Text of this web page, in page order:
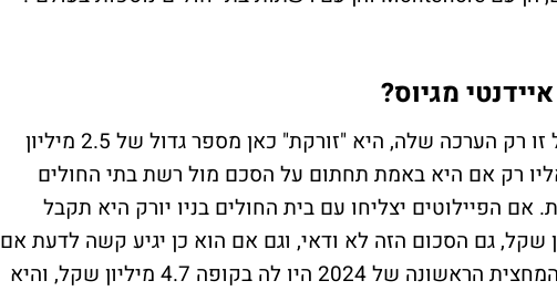
מגיוס?
איידנטי מדברת כאן על סכום גדול אבל זו רק הערכה שלה, היא "זורקת" כאן מספר גדול של 2.5 מיליון
רק אם היא באמת תחתום על הסכם מול רשת בתי החולים
הפיילוטים יצליחו עם בית החולים בניו יורק היא תקבל
אלף דולר, בערך 1.5 מיליון שקל, גם הסכום הזה לא ודאי, וגם אם הוא כן יגיע קשה לדעת אם
זה יציל את איידנטי מגיוס - נכון לסוף המחצית הראשונה של 2024 היו לה בקופה 4.7 מיליון שקל, והיא